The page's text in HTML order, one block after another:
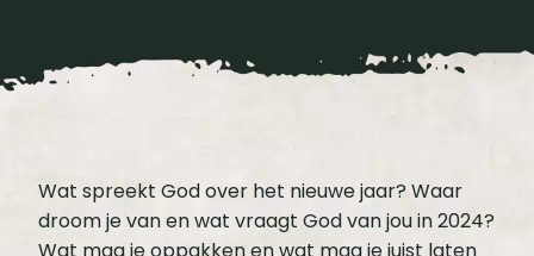
Wat spreekt God over het nieuwe jaar? Waar
droom je van en wat vraagt God van jou in 2024?